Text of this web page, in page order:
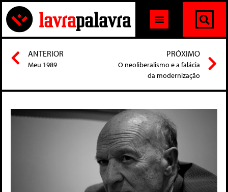
ANTERIOR
Meu 1989
PRÓXIMO
O neoliberalismo e a falácia
da modernização